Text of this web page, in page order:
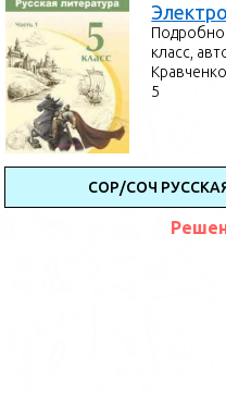
класс,
5
СОР/СОЧ